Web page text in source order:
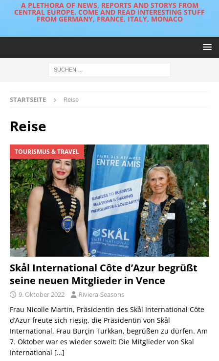
A PLETHORA OF NEWS, REPORTS AND STORYS FROM
CENTRAL EUROPE. COME AND READ INTERESTING STUFF
FROM GERMANY, FRANCE, ITALY, MONACO
STARTSEITE Reise
Reise
TOURISMUS & TRAVEL
Skål International Côte d’Azur begrüßt
seine neuen Mitglieder in Vence
9. Oktober 2022 Riviera-Seasons
Frau Nicolle Martin, Präsidentin des Skål International Côte
d’Azur freute sich riesig, die Präsidentin von Skål
International, Frau Burçin Turkkan, begrüßen zu dürfen. Am
7. Oktober war es wieder soweit: Die Mitglieder von Skal
International […]